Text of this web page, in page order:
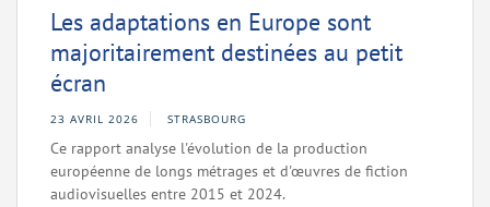
Les adaptations en Europe sont
majoritairement destinées au petit
écran
23 AVRIL 2026 STRASBOURG
Ce rapport analyse l'évolution de la production
européenne de longs métrages et d'œuvres de fiction
audiovisuelles entre 2015 et 2024.